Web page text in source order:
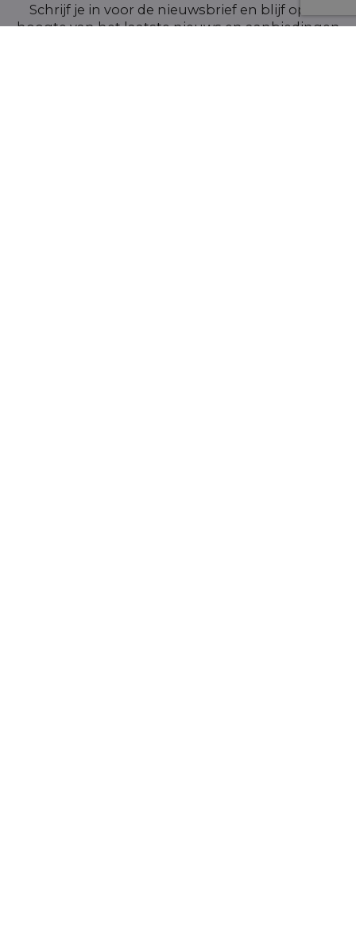
Schrijf je in voor de nieuwsbrief en blijf op de
hoogte van het laatste nieuws en aanbiedingen